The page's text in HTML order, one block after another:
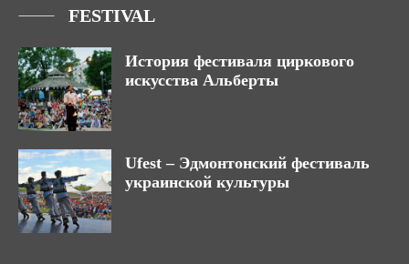
FESTIVAL
История фестиваля циркового
искусства Альберты
Ufest – Эдмонтонский фестиваль
украинской культуры